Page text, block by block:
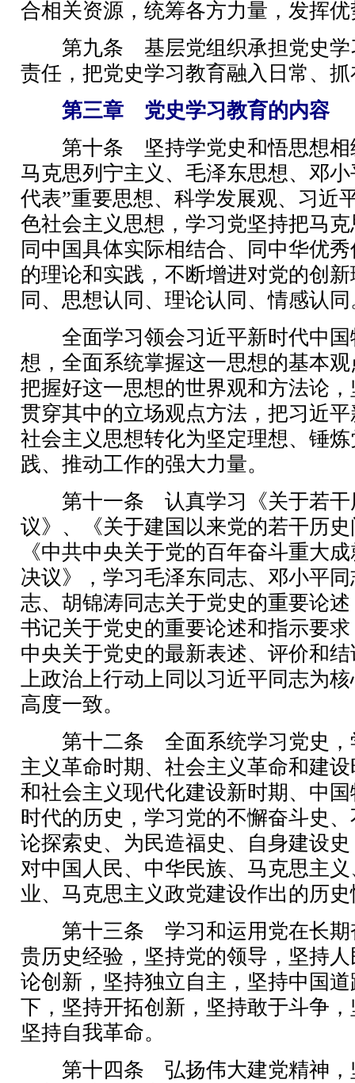
合相关资源，统筹各方力量，发挥
第九条 基层党组织承担党史学
责任，把党史学习教育融入日常、
第三章 党史学习教育的内容
第十条 坚持学党史和悟思想相
马克思列宁主义、毛泽东思想、邓
代表”重要思想、科学发展观、习近
色社会主义思想，学习党坚持把马
同中国具体实际相结合、同中华优
的理论和实践，不断增进对党的创
同、思想认同、理论认同、情感认同
全面学习领会习近平新时代中国
想，全面系统掌握这一思想的基本
把握好这一思想的世界观和方法论
贯穿其中的立场观点方法，把习近
社会主义思想转化为坚定理想、锤
践、推动工作的强大力量。
第十一条 认真学习《关于若干
议》、《关于建国以来党的若干历
《中共中央关于党的百年奋斗重大
决议》，学习毛泽东同志、邓小平
志、胡锦涛同志关于党史的重要论
书记关于党史的重要论述和指示要
中央关于党史的最新表述、评价和
上政治上行动上同以习近平同志为
高度一致。
第十二条 全面系统学习党史，
主义革命时期、社会主义革命和建
和社会主义现代化建设新时期、中
时代的历史，学习党的不懈奋斗史
论探索史、为民造福史、自身建设
对中国人民、中华民族、马克思主
业、马克思主义政党建设作出的历
第十三条 学习和运用党在长期
贵历史经验，坚持党的领导，坚持
论创新，坚持独立自主，坚持中国
下，坚持开拓创新，坚持敢于斗争
坚持自我革命。
第十四条 弘扬伟大建党精神，